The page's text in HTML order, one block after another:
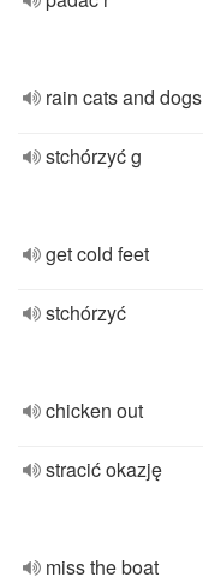
rain cats and dogs
stchórzyć g
get cold feet
stchórzyć
chicken out
stracić okazję
miss the boat